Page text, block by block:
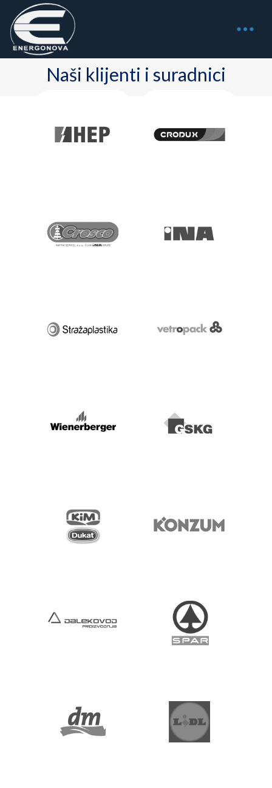
Naši klijenti i suradnici